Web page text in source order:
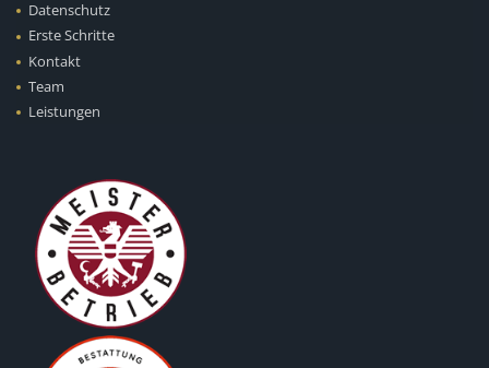
Datenschutz
Erste Schritte
Kontakt
Team
Leistungen